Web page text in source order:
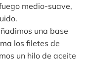
medio-suave,
una base
los filetes de
un hilo de aceite